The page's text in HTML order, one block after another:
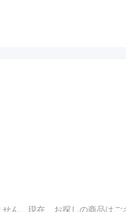
ん。現在、お探しの商品は